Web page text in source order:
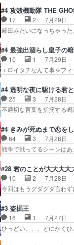
見始めてたけどなんだか
開ぶち込んでくるじゃん
雑。食事とか隼人が親身…
グを更新しました!!宜し
にはいかないね笑やり遂
ニャに不都合なことが
語った家族を失った喪
油を注ぐターニャの勝利
ならお前たちが前線へ行
じゃない？戦争がメイ…
#4 攻殻機動隊 THE
17 2
7月29日
殿田みたいになっちゃ
見た目もうただのロボで
汗拭きそりゃいやだろ
スの元となった回だけ
ンクやジェイムスン(教
センスの土台になった
れてきました。１話でし
なっては良くある話し…
#4 最強出涸らし皇子の
10 1
7月29日
エロイタチなんて事を
スターを呼ぶ笛？黒幕
少女に見える眼鏡w眼鏡
メ、ケテーイ！「騎士
がアルノルトに活躍し
とフィーネの２度目のデ
ぞ帝位争い。姉からの刺
子を見に行ったら町中で
#4 透明な夜に駆ける君
25 3
7月28日
不適切な言葉を指摘す
接していいのかわからず
と相手の表情も分からな
ックナンバーみたいな
冬月を笑わせようとす
を笑わせようとする姿
がどうでもいいことで
行き当たりばったり訪問…
#4 きみが死ぬまで恋を
64 3
7月28日
戦争で戦ってるシーン
の存在で揺らぐ14クラ
秘密をあっさり受け入れ
って下衆い国なら進退
バイけどミミいなかっ
うございました！アリと
話がしたい作品じゃない
止め効果あるかな？ミミ…
#28 君のことが大大大大
10 2
7月28日
今回はもうグダグダ言
カノ版ラブライブ！？こ
なのレッスン動画を
役で出演いたしました
リーがガチでアイドル
#3 盗掘王
16 1
7月27日
ひっどい、、、とにか